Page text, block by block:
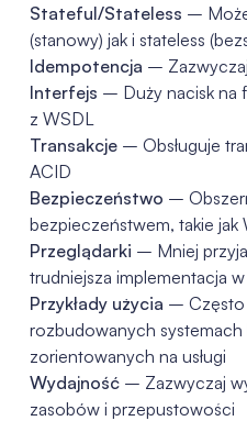
Stateful/Stateless –
(stanowy) jak i stateless
Idempotencja –
Interfejs – Duży nacisk na
z WSDL
Transakcje– Obsługuje
ACID
Bezpieczeństwo –
bezpieczeństwem, takie jak
Przeglądarki – Mniej
trudniejsza implementacja
Przykłady użycia – Często
rozbudowanych
zorientowanych na usługi
Wydajność– Zazwyczaj
zasobów i przepustowości